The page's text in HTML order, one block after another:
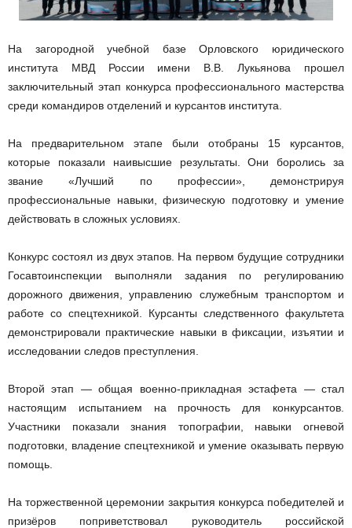
На загородной учебной базе Орловского юридического
института МВД России имени В.В. Лукьянова прошел
заключительный этап конкурса профессионального мастерства
среди командиров отделений и курсантов института.
На предварительном этапе были отобраны 15 курсантов,
которые показали наивысшие результаты. Они боролись за
звание «Лучший по профессии», демонстрируя
профессиональные навыки, физическую подготовку и умение
действовать в сложных условиях.
Конкурс состоял из двух этапов. На первом будущие сотрудники
Госавтоинспекции выполняли задания по регулированию
дорожного движения, управлению служебным транспортом и
работе со спецтехникой. Курсанты следственного факультета
демонстрировали практические навыки в фиксации, изъятии и
исследовании следов преступления.
Второй этап — общая военно-прикладная эстафета — стал
настоящим испытанием на прочность для конкурсантов.
Участники показали знания топографии, навыки огневой
подготовки, владение спецтехникой и умение оказывать первую
помощь.
На торжественной церемонии закрытия конкурса победителей и
призёров поприветствовал руководитель российской